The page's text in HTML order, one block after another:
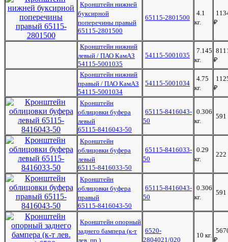
Кронштейн нижней
буксирной
поперечины правый
65115-2801500
65115-2801500
4.1
кг.
₽
Кронштейн нижний
левый / ПАО КамАЗ
54115-5001035
54115-5001035
7.145
кг.
₽
Кронштейн нижний
правый / ПАО КамАЗ
54115-5001034
54115-5001034
4.75
кг.
₽
Кронштейн
облицовки буфера
левый
65115-8416043-50
65115-8416043-
50
0.306
кг.
591
Кронштейн
облицовки буфера
левый
65115-8416033-50
65115-8416033-
50
0.29
кг.
222
Кронштейн
облицовки буфера
правый
65115-8416043-50
65115-8416043-
50
0.306
кг.
591
Кронштейн опорный
заднего бампера (к-т
лев. пр.)
6520-
2804021/020
10 кг.
₽